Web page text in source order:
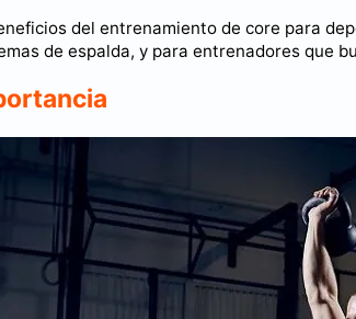
del entrenamiento de core para
de espalda, y para entrenadores que